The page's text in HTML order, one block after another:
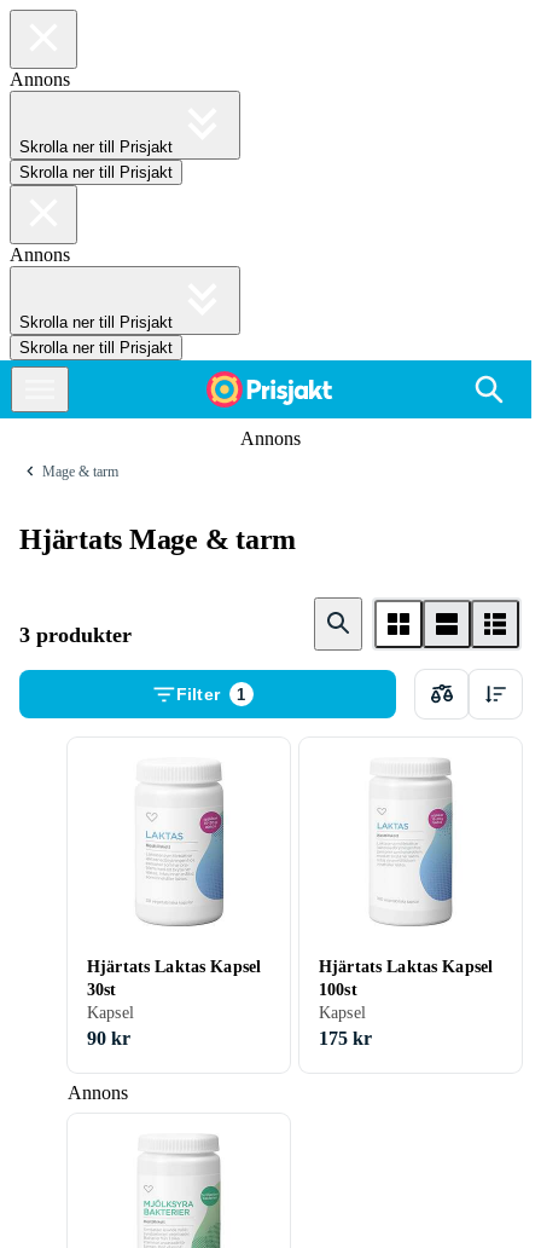
Annons
Skrolla ner till Prisjakt
Skrolla ner till Prisjakt
Annons
Skrolla ner till Prisjakt
Skrolla ner till Prisjakt
Annons
Mage & tarm
Hjärtats Mage & tarm
3 produkter
Filter 1
Annons
Hjärtats Laktas Kapsel
30st
Kapsel
90 kr
Hjärtats Laktas Kapsel
100st
Kapsel
175 kr